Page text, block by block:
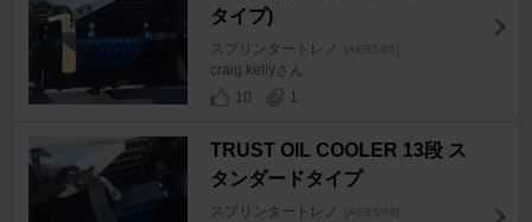
タイプ)
スプリンタートレノ [AE85/86]
craig kellyさん
10
1
TRUST OIL COOLER 13段 ス
タンダードタイプ
スプリンタートレノ [AE85/86]